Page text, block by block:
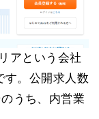
アという会社
す。公開求人数
うち、内営業